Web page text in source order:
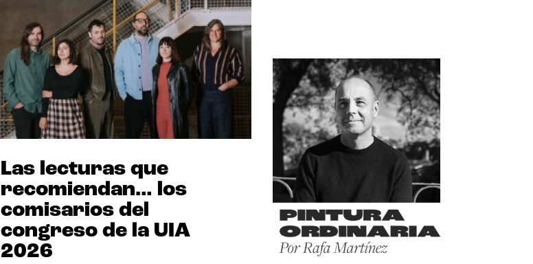
Las lecturas que
recomiendan… los
comisarios del
congreso de la UIA
2026